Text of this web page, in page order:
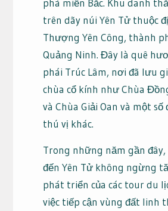
phá miền Bắc. Khu danh
trên dãy núi Yên Tử thuộc
Thượng Yên Công, thành
Quảng Ninh. Đây là quê
phái Trúc Lâm, nơi đã lưu
chùa cổ kính như Chùa
và Chùa Giải Oan và một
thú vị khác.
Trong những năm gần
đến Yên Tử không ngừng
phát triển của các tour du
việc tiếp cận vùng đất linh